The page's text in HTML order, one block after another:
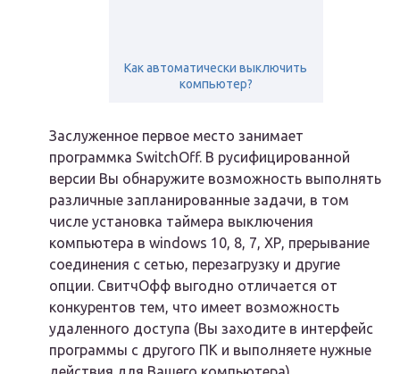
Как автоматически выключить
компьютер?
Заслуженное первое место занимает
программка SwitchOff. В русифицированной
версии Вы обнаружите возможность выполнять
различные запланированные задачи, в том
числе установка таймера выключения
компьютера в windows 10, 8, 7, ХР, прерывание
соединения с сетью, перезагрузку и другие
опции. СвитчОфф выгодно отличается от
конкурентов тем, что имеет возможность
удаленного доступа (Вы заходите в интерфейс
программы с другого ПК и выполняете нужные